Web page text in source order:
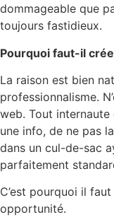
dommageable que
toujours fastidieux.
Pourquoi faut-il
La raison est bien
professionnalisme.
web. Tout
une info, de ne pas
dans un cul-de-sac
parfaitement
C’est pourquoi il
opportunité.